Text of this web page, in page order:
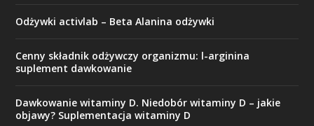
Odżywki activlab – Beta Alanina odżywki
Cenny składnik odżywczy organizmu: l-arginina
suplement dawkowanie
Dawkowanie witaminy D. Niedobór witaminy D – jakie
objawy? Suplementacja witaminy D